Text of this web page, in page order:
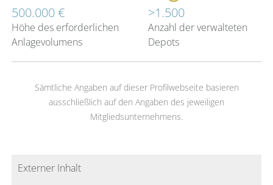
500.000 €
Höhe des erforderlichen
Anlagevolumens
>1.500
Anzahl der verwalteten
Depots
Sämtliche Angaben auf dieser Profilwebseite basieren
ausschließlich auf den Angaben des jeweiligen
Mitgliedsunternehmens.
Externer Inhalt